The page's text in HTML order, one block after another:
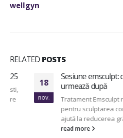
wellgyn
RELATED POSTS
18
nov.
Sesiune emsculpt: ce
urmează după
Tratament Emsculpt
pentru sculptarea corporală,
ajută la reducerea grăsimii
read more